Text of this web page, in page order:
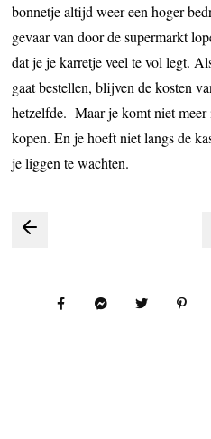
bonnetje altijd weer een hoger
gevaar van door de supermarkt
dat je je karretje veel te vol legt.
gaat bestellen, blijven de kosten
hetzelfde. Maar je komt niet
kopen. En je hoeft niet langs de
je liggen te wachten.
Bericht